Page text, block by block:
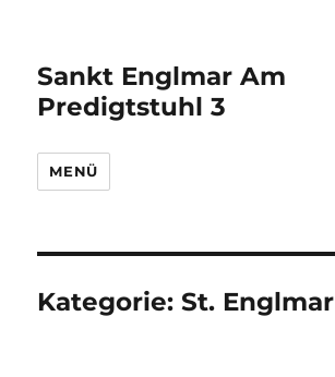
Sankt Englmar Am
Predigtstuhl 3
MENÜ
Kategorie:St. Englmar